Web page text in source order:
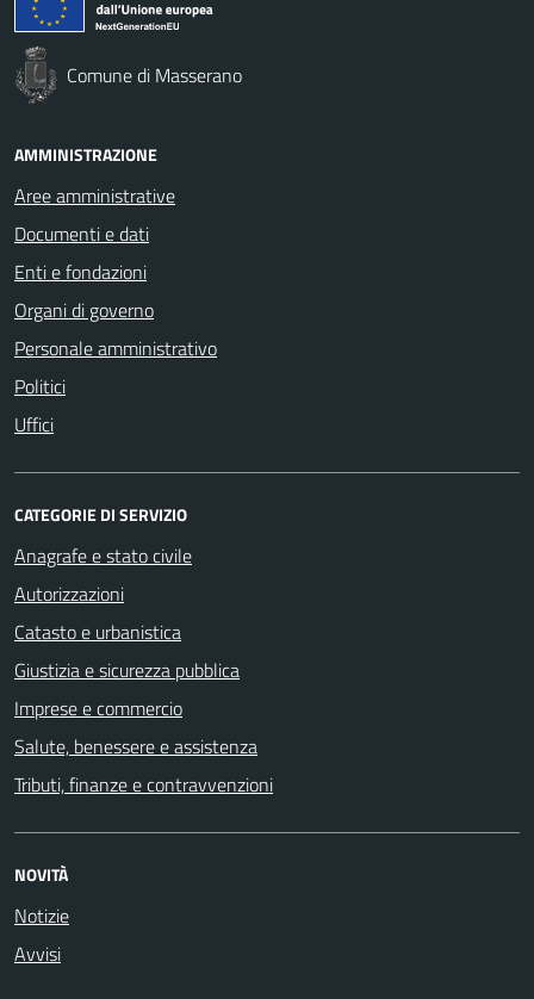
Comune di Masserano
AMMINISTRAZIONE
Aree amministrative
Documenti e dati
Enti e fondazioni
Organi di governo
Personale amministrativo
Politici
Uffici
CATEGORIE DI SERVIZIO
Anagrafe e stato civile
Autorizzazioni
Catasto e urbanistica
Giustizia e sicurezza pubblica
Imprese e commercio
Salute, benessere e assistenza
Tributi, finanze e contravvenzioni
NOVITÀ
Notizie
Avvisi